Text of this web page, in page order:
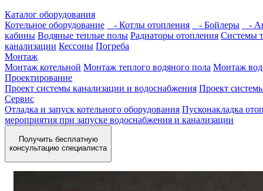
Каталог оборудования
Котельное оборудование
- Котлы отопления - Бойлеры
-
кабины Водяные теплые полы Радиаторы отопления Системы
канализации Кессоны Погреба
Монтаж
Монтаж котельной Монтаж теплого водяного пола Монтаж
Проектирование
Проект системы канализации и водоснабжения Проект
Сервис
Отладка и запуск котельного оборудования Пусконакладка
мероприятия при запуске водоснабжения и канализации
Получить бесплатную
консультацию специалиста